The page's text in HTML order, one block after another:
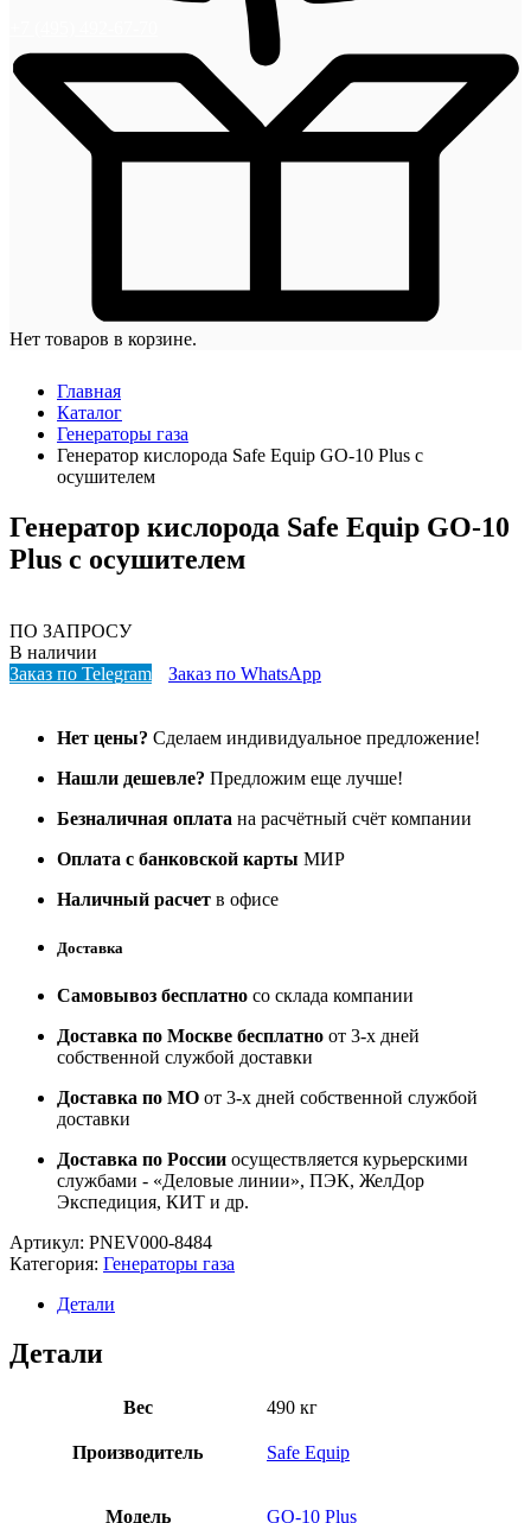
Нет товаров в корзине.
Главная
Каталог
Генераторы газа
Генератор кислорода Safe Equip GO-10 Plus с
осушителем
Генератор кислорода Safe Equip GO-10
Plus с осушителем
ПО ЗАПРОСУ
В наличии
Заказ по Telegram
Заказ по WhatsApp
Нет цены? Сделаем индивидуальное предложение!
Нашли дешевле? Предложим еще лучше!
Безналичная оплата на расчётный счёт компании
Оплата с банковской карты МИР
Наличный расчет в офисе
Доставка
Самовывоз бесплатно со склада компании
Доставка по Москве бесплатно от 3-х дней
собственной службой доставки
Доставка по МО от 3-х дней собственной службой
доставки
Доставка по России осуществляется курьерскими
службами - «Деловые линии», ПЭК, ЖелДор
Экспедиция, КИТ и др.
Артикул: PNEV000-8484
Категория: Генераторы газа
Детали
Детали
Вес 490 кг
Производитель Safe Equip
Модель GO-10 Plus